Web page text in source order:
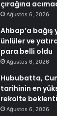
çırağına
Ağustos 6, 2026
Ahbap’a bağış
ünlüler ve
para belli oldu
Ağustos 6, 2026
Hububatta,
tarihinin en
rekolte
Ağustos 6, 2026